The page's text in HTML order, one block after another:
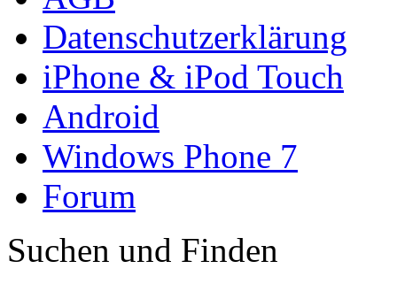
Datenschutzerklärung
iPhone & iPod Touch
Android
Windows Phone 7
Forum
Suchen und Finden